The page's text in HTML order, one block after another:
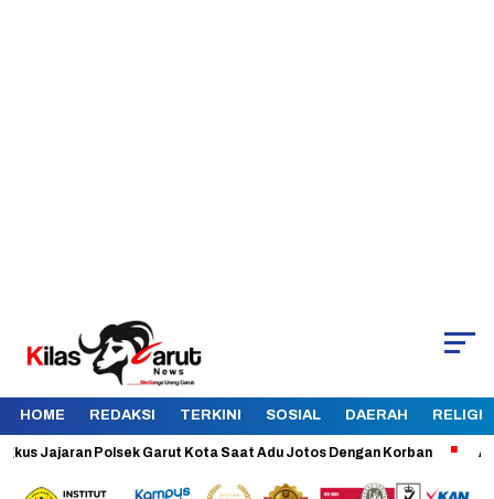
HOME REDAKSI TERKINI SOSIAL DAERAH RELIGI
Polsek Garut Kota Saat Adu Jotos Dengan Korban Aman dan